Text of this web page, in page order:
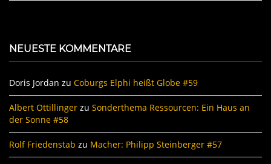
NEUESTE KOMMENTARE
Doris Jordan zu Coburgs Elphi heißt Globe #59
Albert Ottillinger zu Sonderthema Ressourcen: Ein Haus an
der Sonne #58
Rolf Friedenstab zu Macher: Philipp Steinberger #57